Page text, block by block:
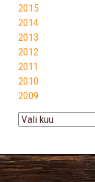
2015
2014
2013
2012
2011
2010
2009
Arhiiv